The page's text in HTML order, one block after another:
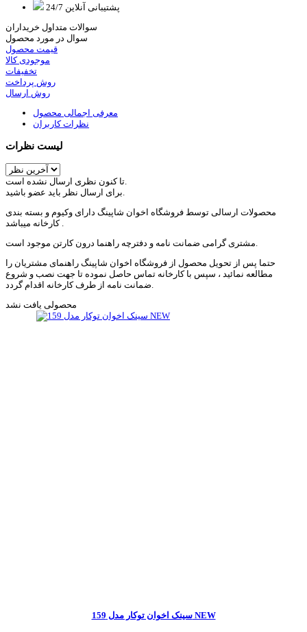
پشتیبانی آنلاین 24/7
سوالات متداول خریداران
سوال در مورد محصول
قیمت محصول
موجودی کالا
تخفیفات
روش پرداخت
روش ارسال
معرفی اجمالی محصول
نظرات کاربران
لیست نظرات
محصولات ارسالی توسط فروشگاه اخوان شاپینگ دارای وکیوم و بسته بندی
کارخانه میباشد .
حتما پس از تحویل محصول از فروشگاه اخوان شاپینگ راهنمای مشتریان را
مطالعه نمائید ، سپس با کارخانه تماس حاصل نموده تا جهت نصب و شروع
محصولی یافت نشد
سینک اخوان توکار مدل 159 NEW